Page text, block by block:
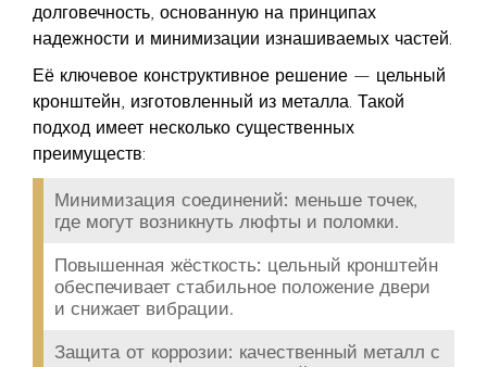
долговечность, основанную на принципах
надежности и минимизации изнашиваемых частей.
Её ключевое конструктивное решение — цельный
кронштейн, изготовленный из металла. Такой
подход имеет несколько существенных
преимуществ:
Минимизация соединений: меньше точек,
где могут возникнуть люфты и поломки.
Повышенная жёсткость: цельный кронштейн
обеспечивает стабильное положение двери
и снижает вибрации.
Защита от коррозии: качественный металл с